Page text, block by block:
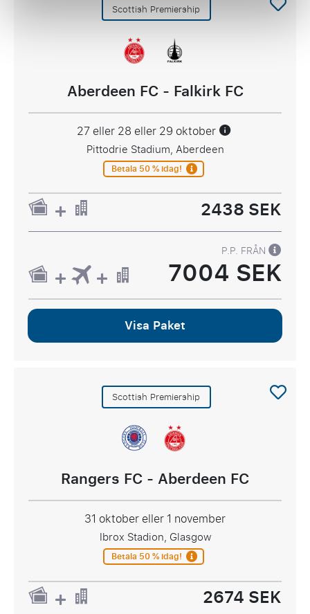
Scottish Premiership
Aberdeen FC - Falkirk FC
27 eller 28 eller 29 oktober
Pittodrie Stadium, Aberdeen
Betala 50 % idag!
2438 SEK
P.P. FRÅN
7004 SEK
Visa Paket
Scottish Premiership
Rangers FC - Aberdeen FC
31 oktober eller 1 november
Ibrox Stadion, Glasgow
Betala 50 % idag!
2674 SEK